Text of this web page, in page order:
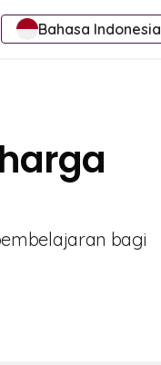
Bahasa Indonesia
bagi